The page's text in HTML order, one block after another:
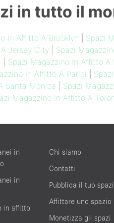
in tutto il
In Affitto A Brooklyn Spazi
Jersey City Spazi
Spazi Magazzino In Affitto A
In Affitto A Parigi
Santa Monica Spazi
Magazzino In Affitto A
in
in
in affitto
Chi siamo
Contatti
Pubblica il tuo
Affittare uno spazio
Monetizza gli spazi